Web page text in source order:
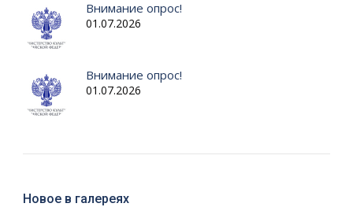
Внимание опрос!
01.07.2026
Внимание опрос!
01.07.2026
Новое в галереях